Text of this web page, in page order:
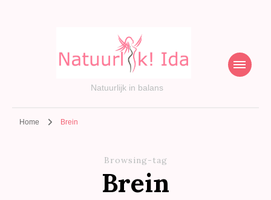
Natuurlijk in balans
Home Brein
Browsing-tag
Brein